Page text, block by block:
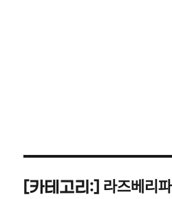
[카테고리:] 라즈베리파